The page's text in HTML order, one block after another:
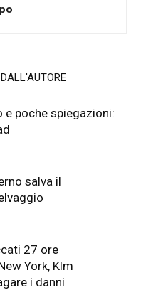
e poche spiegazioni:
salva il
27 ore
York, Klm
i danni